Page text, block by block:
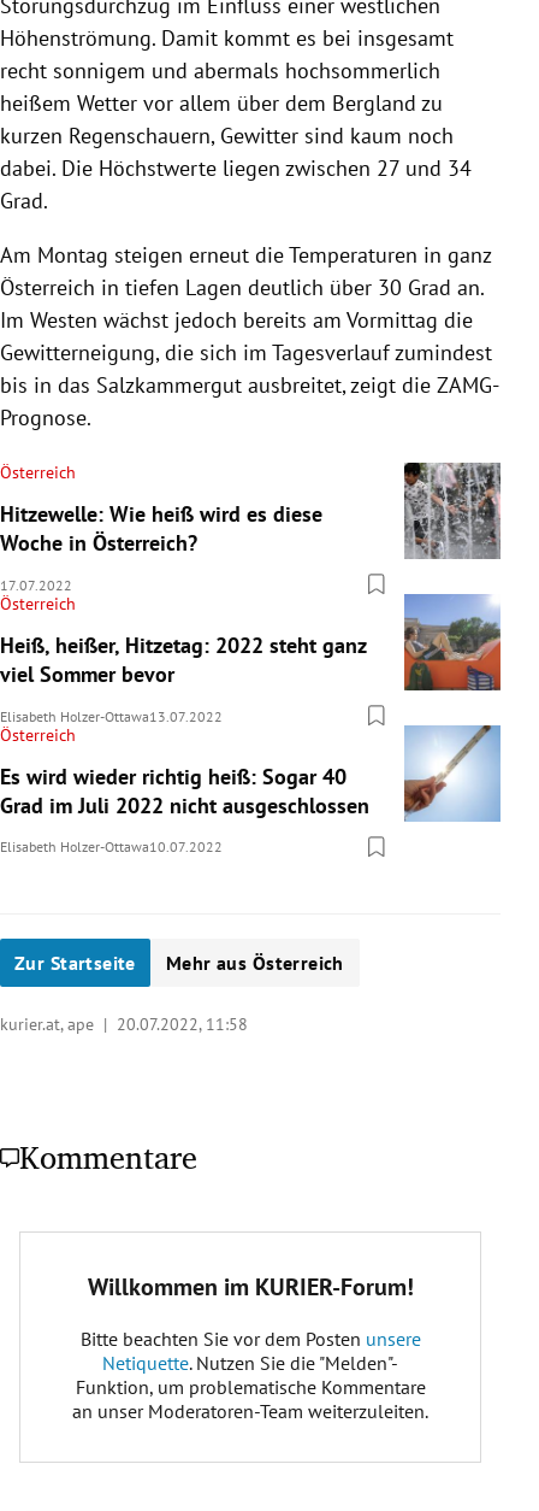
Höhenströmung. Damit kommt es bei insgesamt
recht sonnigem und abermals hochsommerlich
heißem Wetter vor allem über dem Bergland zu
kurzen Regenschauern, Gewitter sind kaum noch
dabei. Die Höchstwerte liegen zwischen 27 und 34
Grad.
Am Montag steigen erneut die Temperaturen in ganz
Österreich in tiefen Lagen deutlich über 30 Grad an.
Im Westen wächst jedoch bereits am Vormittag die
Gewitterneigung, die sich im Tagesverlauf zumindest
bis in das Salzkammergut ausbreitet, zeigt die ZAMG-
Prognose.
Österreich
Hitzewelle: Wie heiß wird es diese
Woche in Österreich?
17.07.2022
Österreich
Heiß, heißer, Hitzetag: 2022 steht ganz
viel Sommer bevor
Elisabeth Holzer-Ottawa13.07.2022
Österreich
Es wird wieder richtig heiß: Sogar 40
Grad im Juli 2022 nicht ausgeschlossen
Elisabeth Holzer-Ottawa10.07.2022
Zur Startseite Mehr aus Österreich
kurier.at, ape | 20.07.2022, 11:58
Kommentare